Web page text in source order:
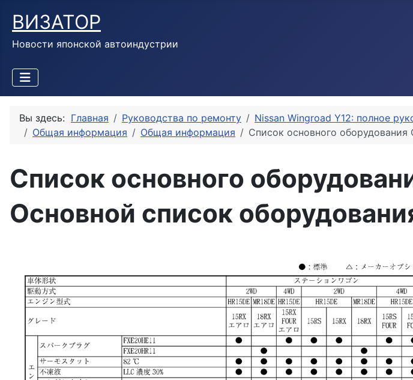
ВИЗАТОР
Новости японской автоиндустрии
Вы здесь: Главная Руководства по ремонту
Nissan Wingroad Y12: полное
Общая информация
Общая информация Список основного
Список основного
Основной список